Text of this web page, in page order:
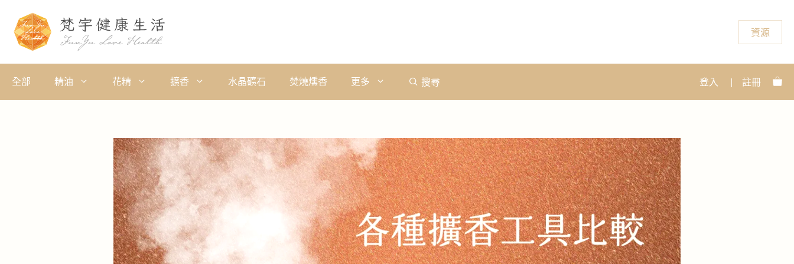
資源
全部 精油 花精 擴香 水晶礦石 焚燒燻香 更多 搜尋 登入 註冊